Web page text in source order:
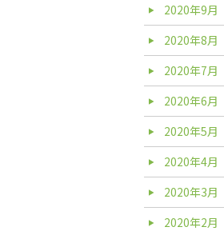
2020年9月
2020年8月
2020年7月
2020年6月
2020年5月
2020年4月
2020年3月
2020年2月